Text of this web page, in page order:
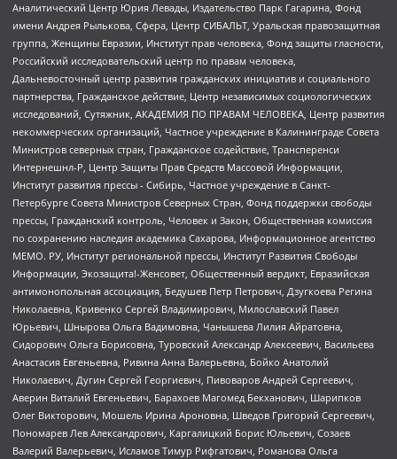
Аналитический Центр Юрия Левады, Издательство Парк Гагарина, Фонд
имени Андрея Рылькова, Сфера, Центр СИБАЛЬТ, Уральская правозащитная
группа, Женщины Евразии, Институт прав человека, Фонд защиты гласности,
Российский исследовательский центр по правам человека,
Дальневосточный центр развития гражданских инициатив и социального
партнерства, Гражданское действие, Центр независимых социологических
исследований, Сутяжник, АКАДЕМИЯ ПО ПРАВАМ ЧЕЛОВЕКА, Центр развития
некоммерческих организаций, Частное учреждение в Калининграде Совета
Министров северных стран, Гражданское содействие, Трансперенси
Интернешнл-Р, Центр Защиты Прав Средств Массовой Информации,
Институт развития прессы - Сибирь, Частное учреждение в Санкт-
Петербурге Совета Министров Северных Стран, Фонд поддержки свободы
прессы, Гражданский контроль, Человек и Закон, Общественная комиссия
по сохранению наследия академика Сахарова, Информационное агентство
МЕМО. РУ, Институт региональной прессы, Институт Развития Свободы
Информации, Экозащита!-Женсовет, Общественный вердикт, Евразийская
антимонопольная ассоциация, Бедушев Петр Петрович, Дзугкоева Регина
Николаевна, Кривенко Сергей Владимирович, Милославский Павел
Юрьевич, Шнырова Ольга Вадимовна, Чанышева Лилия Айратовна,
Сидорович Ольга Борисовна, Туровский Александр Алексеевич, Васильева
Анастасия Евгеньевна, Ривина Анна Валерьевна, Бойко Анатолий
Николаевич, Дугин Сергей Георгиевич, Пивоваров Андрей Сергеевич,
Аверин Виталий Евгеньевич, Барахоев Магомед Бекханович, Шарипков
Олег Викторович, Мошель Ирина Ароновна, Шведов Григорий Сергеевич,
Пономарев Лев Александрович, Каргалицкий Борис Юльевич, Созаев
Валерий Валерьевич, Исламов Тимур Рифгатович, Романова Ольга